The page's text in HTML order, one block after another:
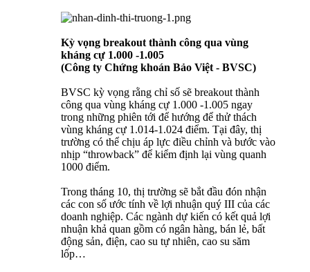
Kỳ vọng breakout thành công qua vùng
kháng cự 1.000 -1.005
(Công ty Chứng khoán Bảo Việt - BVSC)
BVSC kỳ vọng rằng chỉ số sẽ breakout thành
công qua vùng kháng cự 1.000 -1.005 ngay
trong những phiên tới để hướng để thử thách
vùng kháng cự 1.014-1.024 điểm. Tại đây, thị
trường có thể chịu áp lực điều chỉnh và bước vào
nhịp “throwback” để kiểm định lại vùng quanh
1000 điểm.
Trong tháng 10, thị trường sẽ bắt đầu đón nhận
các con số ước tính về lợi nhuận quý III của các
doanh nghiệp. Các ngành dự kiến có kết quả lợi
nhuận khả quan gồm có ngân hàng, bán lẻ, bất
động sản, điện, cao su tự nhiên, cao su săm
lốp…